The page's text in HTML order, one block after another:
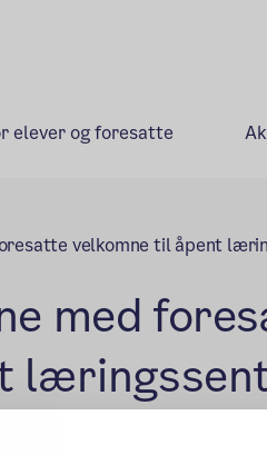
elever og foresatte
velkomne til åpent
med